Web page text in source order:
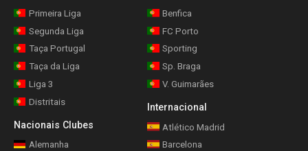
Primeira Liga
Segunda Liga
Taça Portugal
Taça da Liga
Liga 3
Distritais
Nacionais Clubes
Alemanha
Benfica
FC Porto
Sporting
Sp. Braga
V. Guimarães
Internacional
Atlético Madrid
Barcelona